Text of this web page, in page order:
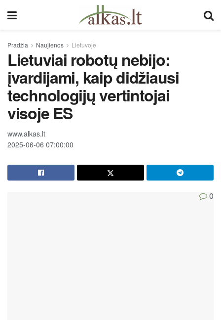
Pradžia Naujienos Lietuvoje
Lietuviai robotų nebijo:
įvardijami, kaip didžiausi
technologijų vertintojai
visoje ES
www.alkas.lt
2025-06-06 07:00:00
0